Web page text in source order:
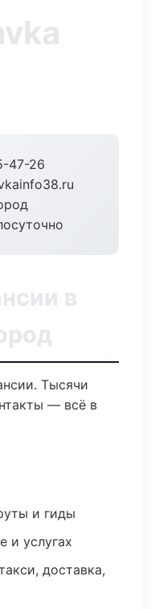
47-26
в
Тысячи
— всё в
и гиды
и услугах
доставка,